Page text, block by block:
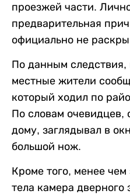
проезжей части.
предварительная
официально не
По данным следствия,
местные жители
который ходил по
По словам очевидцев,
дому, заглядывал в
большой нож.
Кроме того, менее
тела камера дверного